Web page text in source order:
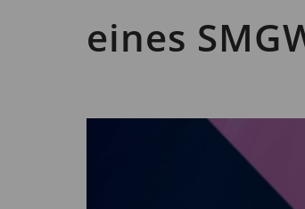
eines